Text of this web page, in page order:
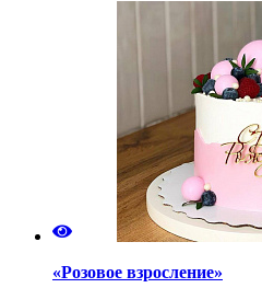
«Розовое взросление»